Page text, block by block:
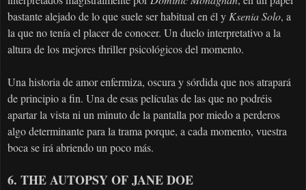
bastante alejado de lo que suele ser habitual en él yKsenia Solo, a
la que no tenía el placer de conocer. Un duelo interpretativo a la
altura de los mejores thriller psicológicos del momento.
Una historia de amor enfermiza, oscura y sórdida que nos atrapará
de principio a fin. Una de esas películas de las que no podréis
apartar la vista ni un minuto de la pantalla por miedo a perderos
algo determinante para la trama porque, a cada momento, vuestra
boca se irá abriendo un poco más.
6. THE AUTOPSY OF JANE DOE